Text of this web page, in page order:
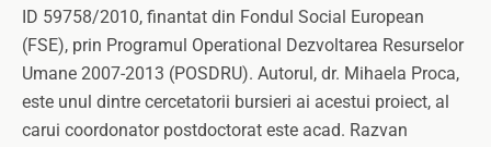
ID 59758/2010, finantat din Fondul Social European
(FSE), prin Programul Operational Dezvoltarea Resurselor
Umane 2007-2013 (POSDRU). Autorul, dr. Mihaela Proca,
este unul dintre cercetatorii bursieri ai acestui proiect, al
carui coordonator postdoctorat este acad. Razvan